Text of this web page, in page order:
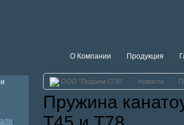
О Компании Продукция
ООО "Подъем СПб" Новости
Пружина